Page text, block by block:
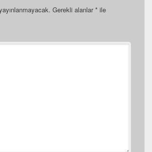
Gerekli alanlar* ile